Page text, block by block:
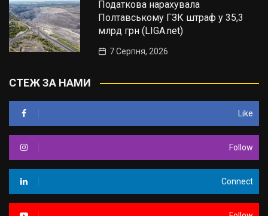
Податкова нарахувала
Полтавському ГЗК штраф у 35,3
млрд грн (LIGA.net)
7 Серпня, 2026
СТЕЖ ЗА НАМИ
Like
Follow
Connect